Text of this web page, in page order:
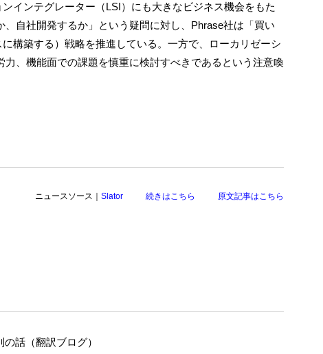
インテグレーター（LSI）にも大きなビジネス機会をもた
自社開発するか」という疑問に対し、Phrase社は「買い
構築する）戦略を推進している。一方で、ローカリゼーシ
、機能面での課題を慎重に検討すべきであるという注意喚
ニュースソース｜ Slator 続きはこちら 原文記事はこちら
話（翻訳ブログ）